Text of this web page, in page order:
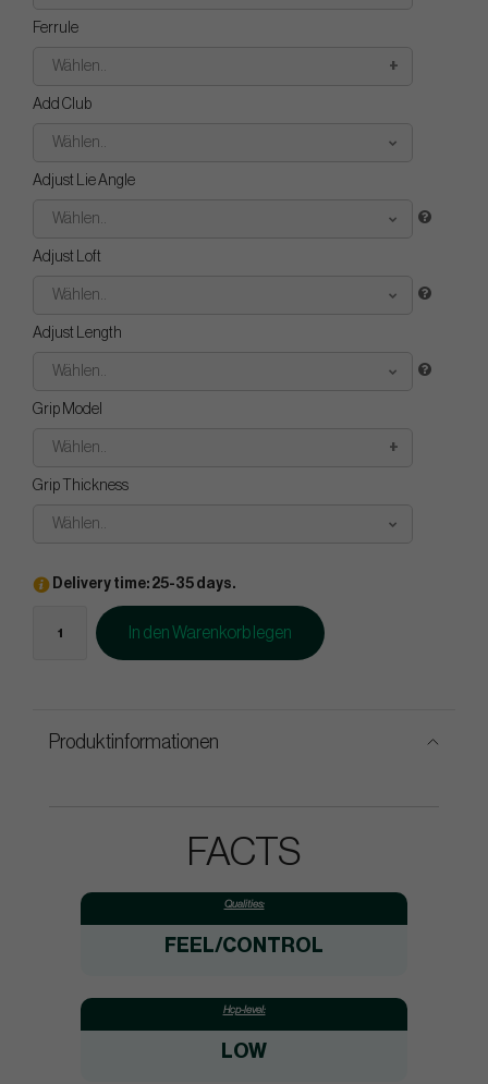
Ferrule
Wählen..
Add Club
Wählen..
Adjust Lie Angle
Wählen..
Adjust Loft
Wählen..
Adjust Length
Wählen..
Grip Model
Wählen..
Grip Thickness
Wählen..
Delivery time: 25-35 days.
In den Warenkorb legen
Produktinformationen
FACTS
Qualities:
FEEL/CONTROL
Hcp-level:
LOW